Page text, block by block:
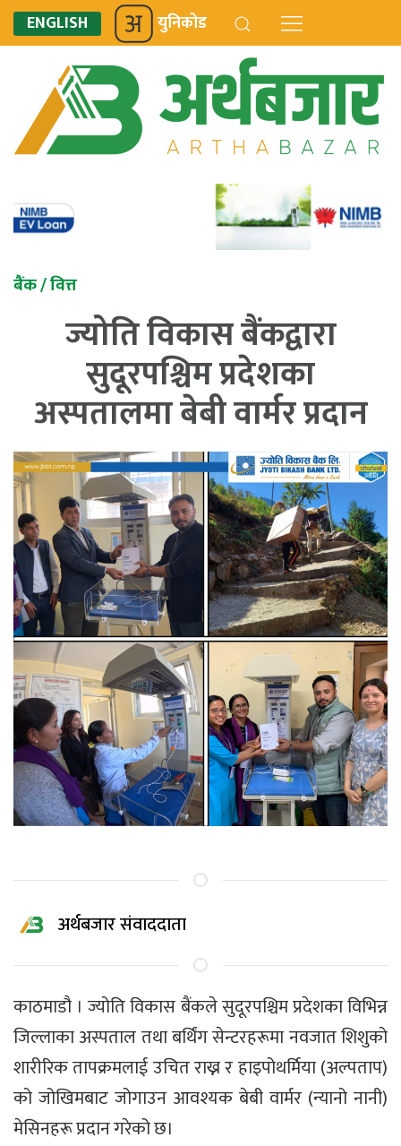
ENGLISH युनिकोड
बैंक / वित्त
ज्योति विकास बैंकद्वारा
सुदूरपश्चिम प्रदेशका
अस्पतालमा बेबी वार्मर प्रदान
अर्थबजार संवाददाता
काठमाडौ । ज्योति विकास बैंकले सुदूरपश्चिम प्रदेशका विभिन्न
जिल्लाका अस्पताल तथा बर्थिंग सेन्टरहरूमा नवजात शिशुको
शारीरिक तापक्रमलाई उचित राख्न र हाइपोथर्मिया (अल्पताप)
को जोखिमबाट जोगाउन आवश्यक बेबी वार्मर (न्यानो नानी)
मेसिनहरू प्रदान गरेको छ।